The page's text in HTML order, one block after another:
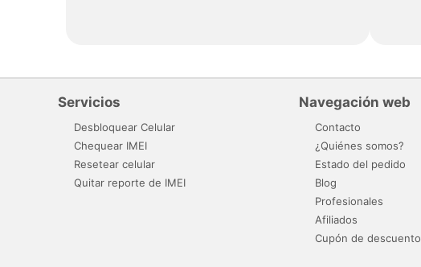
Servicios
Desbloquear Celular
Chequear IMEI
Resetear celular
Quitar reporte de IMEI
Navegación web
Contacto
¿Quiénes somos?
Estado del pedido
Blog
Profesionales
Afiliados
Cupón de descuento